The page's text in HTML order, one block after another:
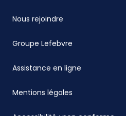
Nous rejoindre
Groupe Lefebvre
Assistance en ligne
Mentions légales